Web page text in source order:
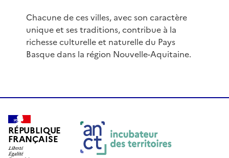
Chacune de ces villes, avec son caractère
unique et ses traditions, contribue à la
richesse culturelle et naturelle du Pays
Basque dans la région Nouvelle-Aquitaine.
RÉPUBLIQUE
FRANÇAISE